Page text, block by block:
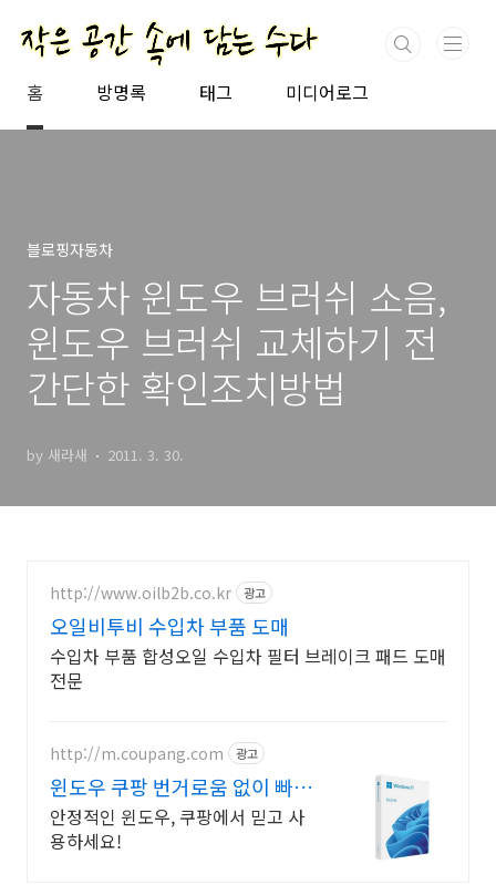
홈 방명록 태그 미디어로그
블로핑자동차
자동차 윈도우 브러쉬 소음,
윈도우 브러쉬 교체하기 전
간단한 확인조치방법
by 새라새 2011. 3. 30.
http://www.oilb2b.co.kr 광고
오일비투비 수입차 부품 도매
수입차 부품 합성오일 수입차 필터 브레이크 패드 도매
전문
http://m.coupang.com 광고
윈도우 쿠팡 번거로움 없이 빠른
설치
안정적인 윈도우, 쿠팡에서 믿고 사
용하세요!